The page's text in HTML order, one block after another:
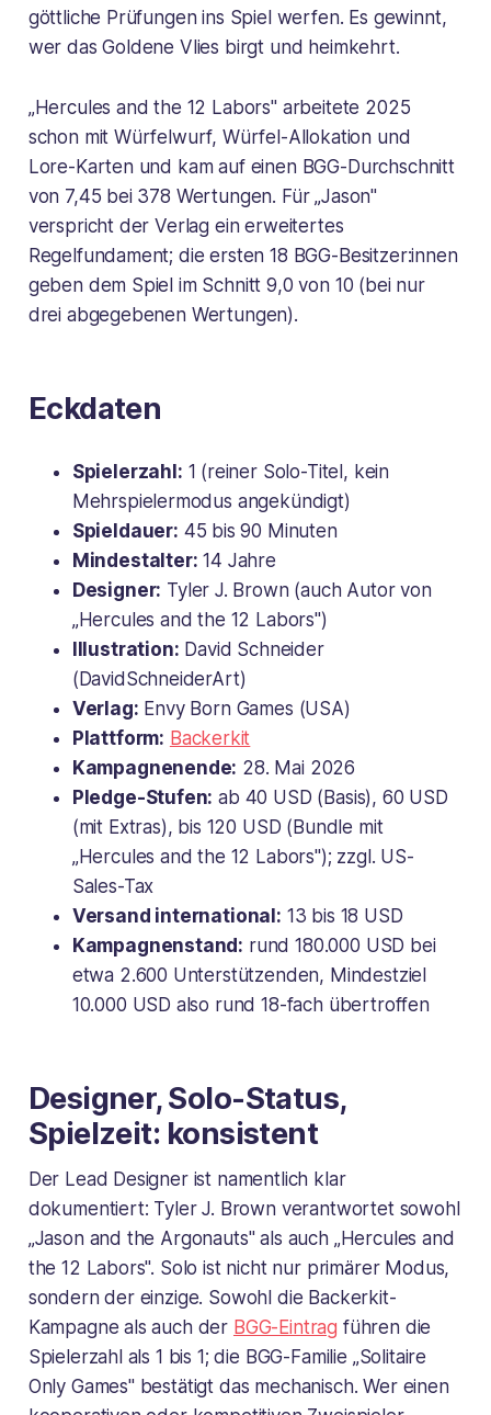
göttliche Prüfungen ins Spiel werfen. Es gewinnt,
wer das Goldene Vlies birgt und heimkehrt.
„Hercules and the 12 Labors" arbeitete 2025
schon mit Würfelwurf, Würfel-Allokation und
Lore-Karten und kam auf einen BGG-Durchschnitt
von 7,45 bei 378 Wertungen. Für „Jason"
verspricht der Verlag ein erweitertes
Regelfundament; die ersten 18 BGG-Besitzer:innen
geben dem Spiel im Schnitt 9,0 von 10 (bei nur
drei abgegebenen Wertungen).
Eckdaten
Spielerzahl: 1 (reiner Solo-Titel, kein
Mehrspielermodus angekündigt)
Spieldauer: 45 bis 90 Minuten
Mindestalter: 14 Jahre
Designer: Tyler J. Brown (auch Autor von
„Hercules and the 12 Labors")
Illustration: David Schneider
(DavidSchneiderArt)
Verlag: Envy Born Games (USA)
Plattform: Backerkit
Kampagnenende: 28. Mai 2026
Pledge-Stufen: ab 40 USD (Basis), 60 USD
(mit Extras), bis 120 USD (Bundle mit
„Hercules and the 12 Labors"); zzgl. US-
Sales-Tax
Versand international: 13 bis 18 USD
Kampagnenstand: rund 180.000 USD bei
etwa 2.600 Unterstützenden, Mindestziel
10.000 USD also rund 18-fach übertroffen
Designer, Solo-Status,
Spielzeit: konsistent
Der Lead Designer ist namentlich klar
dokumentiert: Tyler J. Brown verantwortet sowohl
„Jason and the Argonauts" als auch „Hercules and
the 12 Labors". Solo ist nicht nur primärer Modus,
sondern der einzige. Sowohl die Backerkit-
Kampagne als auch der BGG-Eintrag führen die
Spielerzahl als 1 bis 1; die BGG-Familie „Solitaire
Only Games" bestätigt das mechanisch. Wer einen